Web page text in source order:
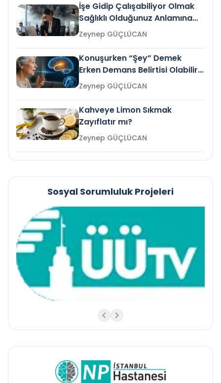
İşe Gidip Çalışabiliyor Olmak
Sağlıklı Olduğunuz Anlamına
Gelir mi?Zeynep GÜÇLÜCAN
Konuşurken “Şey” Demek
Erken Demans Belirtisi Olabilir
mi?
Zeynep GÜÇLÜCAN
Kahveye Limon Sıkmak
Zayıflatır mı?
Zeynep GÜÇLÜCAN
Sosyal Sorumluluk Projeleri